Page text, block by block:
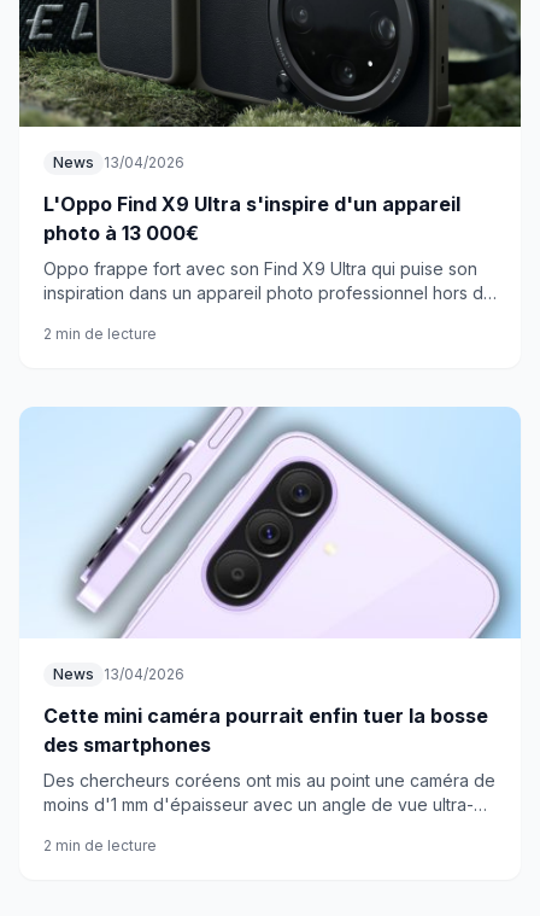
News 13/04/2026
L'Oppo Find X9 Ultra s'inspire d'un appareil
photo à 13 000€
Oppo frappe fort avec son Find X9 Ultra qui puise son
inspiration dans un appareil photo professionnel hors de
2 min de lecture
News 13/04/2026
Cette mini caméra pourrait enfin tuer la bosse
des smartphones
Des chercheurs coréens ont mis au point une caméra de
moins d'1 mm d'épaisseur avec un angle de vue ultra-
2 min de lecture